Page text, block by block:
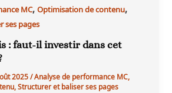
MC,Optimisation de contenu,
ses pages
: faut-il investir dans cet
2025/Analyse de performance MC,
,Structurer et baliser ses pages